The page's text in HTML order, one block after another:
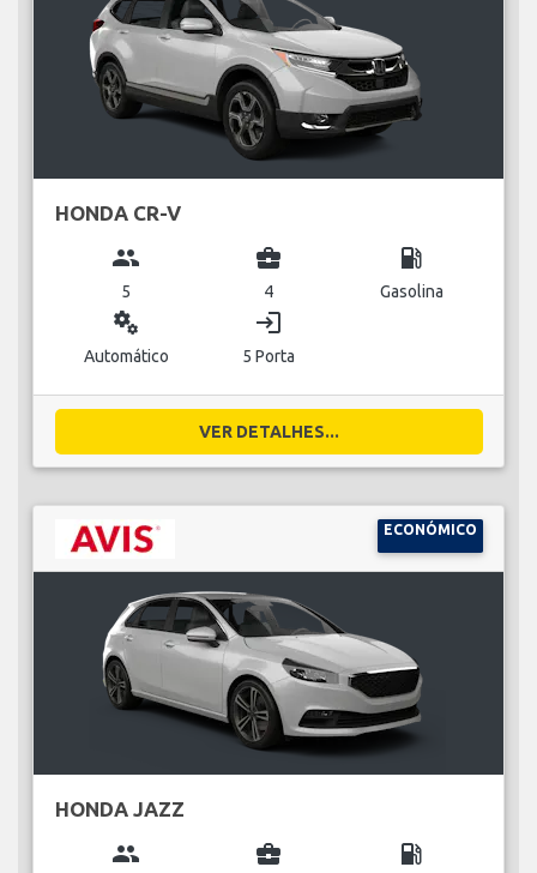
HONDA CR-V
group
5
business_center
4
local_gas_station
Gasolina
miscellaneous_services
Automático
login
5 Porta
VER DETALHES...
ECONÓMICO
HONDA JAZZ
group business_center local_gas_station